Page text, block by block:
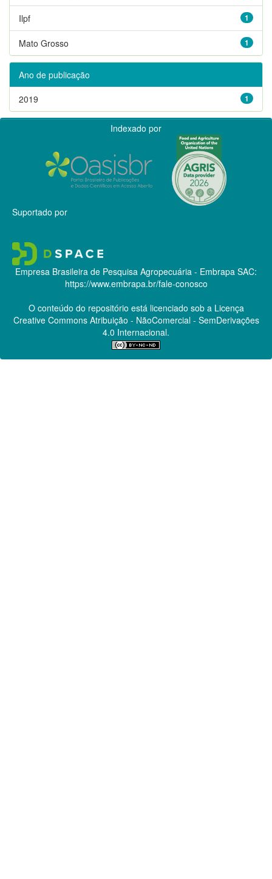
1
Ilpf
1
Mato Grosso
Ano de publicação
1
2019
Indexado por
Suportado por
Empresa Brasileira de Pesquisa Agropecuária - Embrapa SAC:
https://www.embrapa.br/fale-conosco
O conteúdo do repositório está licenciado sob a Licença
Creative CommonsAtribuição - NãoComercial - SemDerivações
4.0 Internacional.